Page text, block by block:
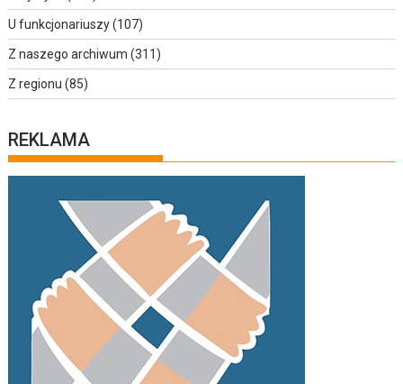
U funkcjonariuszy(107)
Z naszego archiwum (311)
Z regionu (85)
REKLAMA